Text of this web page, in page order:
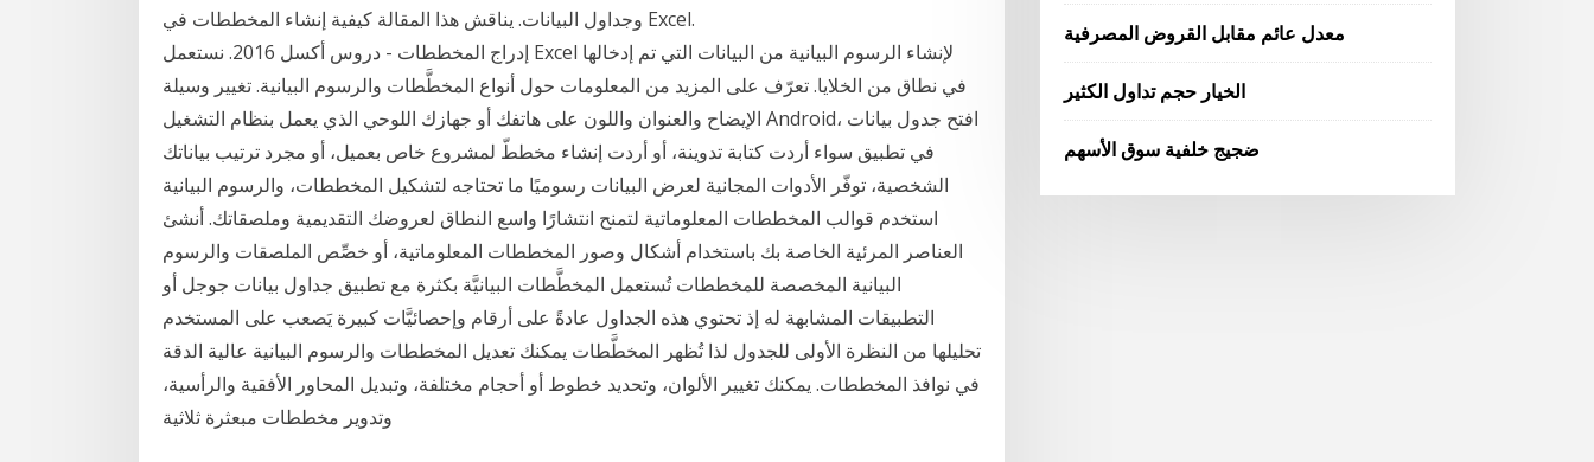
وجداول البيانات. يناقش هذا المقالة كيفية إنشاء المخططات في Excel.
إدراج المخططات - دروس أكسل 2016. نستعمل Excel لإنشاء الرسوم البيانية من البيانات التي تم إدخالها
في نطاق من الخلايا. تعرّف على المزيد من المعلومات حول أنواع المخطَّطات والرسوم البيانية. تغيير وسيلة
الإيضاح والعنوان واللون على هاتفك أو جهازك اللوحي الذي يعمل بنظام التشغيل Android، افتح جدول بيانات
في تطبيق سواء أردت كتابة تدوينة، أو أردت إنشاء مخططّ لمشروع خاص بعميل، أو مجرد ترتيب بياناتك
الشخصية، توفّر الأدوات المجانية لعرض البيانات رسوميًا ما تحتاجه لتشكيل المخططات، والرسوم البيانية
استخدم قوالب المخططات المعلوماتية لتمنح انتشارًا واسع النطاق لعروضك التقديمية وملصقاتك. أنشئ
العناصر المرئية الخاصة بك باستخدام أشكال وصور المخططات المعلوماتية، أو خصِّص الملصقات والرسوم
البيانية المخصصة للمخططات تُستعمل المخطَّطات البيانيَّة بكثرة مع تطبيق جداول بيانات جوجل أو
التطبيقات المشابهة له إذ تحتوي هذه الجداول عادةً على أرقام وإحصائيَّات كبيرة يَصعب على المستخدم
تحليلها من النظرة الأولى للجدول لذا تُظهر المخطَّطات يمكنك تعديل المخططات والرسوم البيانية عالية الدقة
في نوافذ المخططات. يمكنك تغيير الألوان، وتحديد خطوط أو أحجام مختلفة، وتبديل المحاور الأفقية والرأسية،
وتدوير مخططات مبعثرة ثلاثية
معدل عائم مقابل القروض المصرفية
الخيار حجم تداول الكثير
ضجيج خلفية سوق الأسهم